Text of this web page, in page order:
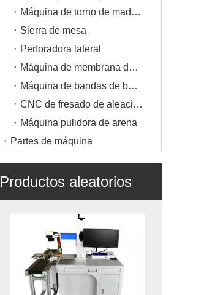
Máquina de torno de madera
Sierra de mesa
Perforadora lateral
Máquina de membrana de vacío
Máquina de bandas de borde
CNC de fresado de aleación de aluminio
Máquina pulidora de arena
Partes de máquina
Productos aleatorios